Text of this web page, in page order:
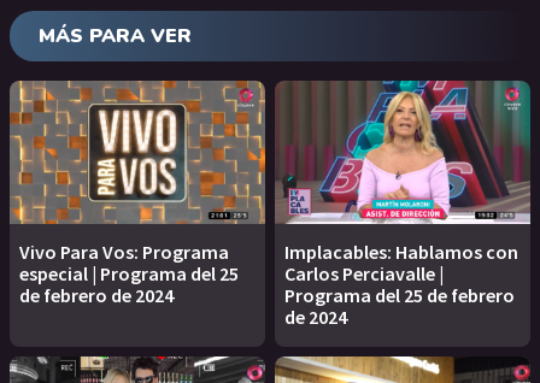
MÁS PARA VER
Vivo Para Vos: Programa
especial | Programa del 25
de febrero de 2024
Implacables: Hablamos con
Carlos Perciavalle |
Programa del 25 de febrero
de 2024